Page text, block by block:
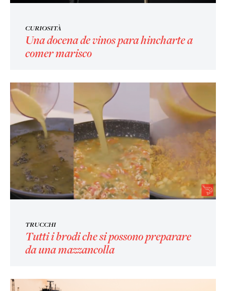
CURIOSITÀ
Una docena de vinos para hincharte a
comer marisco
TRUCCHI
Tutti i brodi che si possono preparare
da una mazzancolla